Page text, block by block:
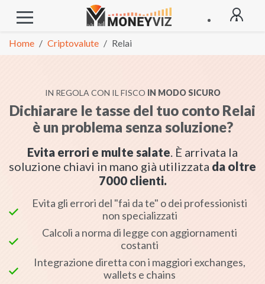
Home Criptovalute Relai
IN REGOLA CON IL FISCO IN MODO SICURO
Dichiarare le tasse del tuo conto Relai
è un problema senza soluzione?
Evita errori e multe salate. È arrivata la
soluzione chiavi in mano già utilizzata da oltre
7000 clienti.
Evita gli errori del "fai da te" o dei professionisti
non specializzati
Calcoli a norma di legge con aggiornamenti
costanti
Integrazione diretta con i maggiori exchanges,
wallets e chains
Fiscangelo Operatore